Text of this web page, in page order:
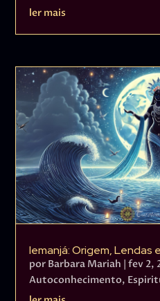
ler mais
Iemanjá: Origem, Lendas
por Barbara Mariah |fev 2,
Autoconhecimento,